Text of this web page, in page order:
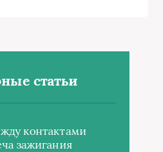
статьи
контактами
зажигания